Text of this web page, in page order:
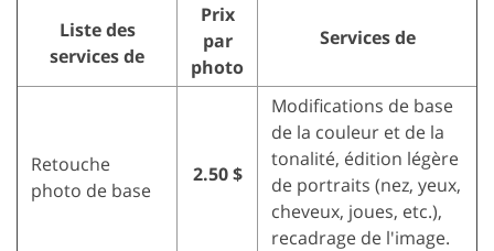
Liste des
services de
Prix
par
photo
Services de
Retouche
photo de base
2.50 $
Modifications de base
de la couleur et de la
tonalité, édition légère
de portraits (nez, yeux,
cheveux, joues, etc.),
recadrage de l'image.